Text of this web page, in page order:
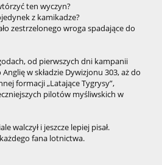
ten wyczyn?
z kamikadze?
zestrzelonego wroga spadające do
od pierwszych dni kampanii
w składzie Dywizjonu 303, aż do
formacji „Latające Tygrysy”,
pilotów myśliwskich w
walczył i jeszcze lepiej pisał.
fana lotnictwa.